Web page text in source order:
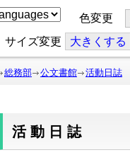
色変更
サイズ変更 大きくする
総務部 公文書館 活動日誌
活動日誌